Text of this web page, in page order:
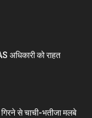
अधिकारी को राहत
गिरने से चाची-भतीजा मलबे